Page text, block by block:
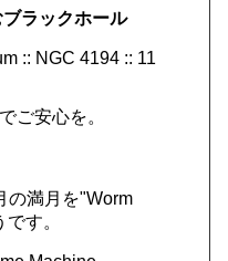
ラックホール
:: NGC 4194 :: 11
ご安心を。
の満月を"Worm
す。